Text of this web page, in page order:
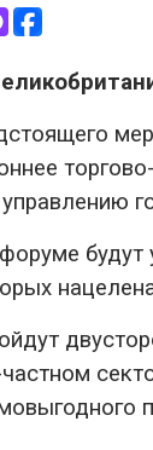
будут
частном